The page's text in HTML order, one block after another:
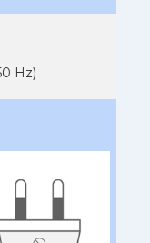
Hz)